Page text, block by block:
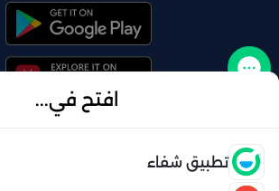
افتح في...
تطبيق شفاء © 2026 شفاء . كل الحقوق محفوظة
تواصل معنا